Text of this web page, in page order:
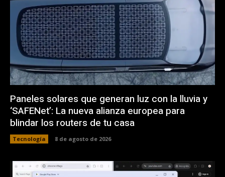
Paneles solares que generan luz con la lluvia y
‘SAFENet’: La nueva alianza europea para
blindar los routers de tu casa
Tecnología 8 de agosto de 2026